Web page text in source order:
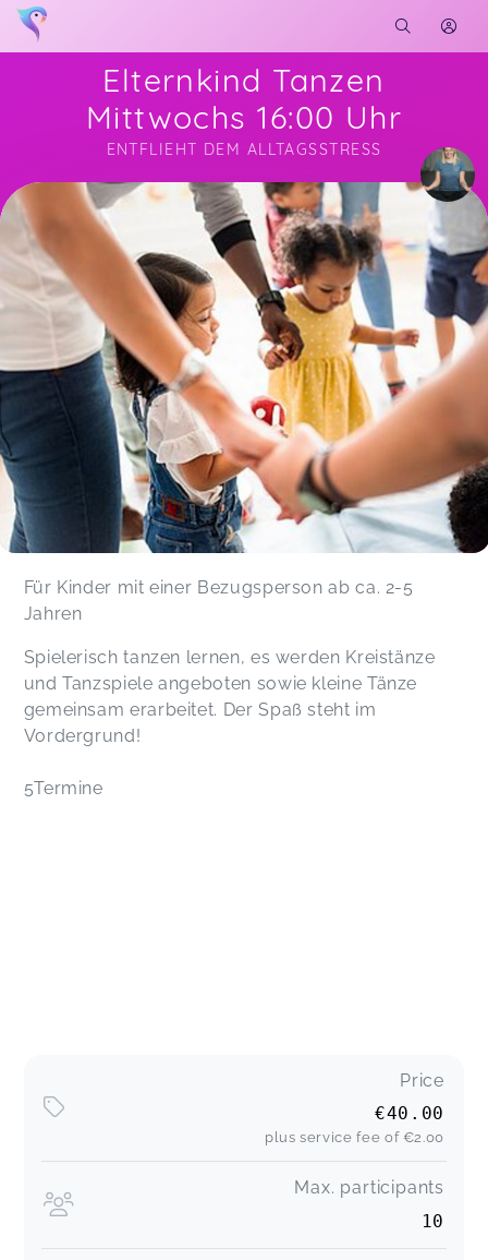
Elternkind Tanzen
Mittwochs 16:00 Uhr
ENTFLIEHT DEM ALLTAGSSTRESS
Soon you will learn more about me here...
Für Kinder mit einer Bezugsperson ab ca. 2-5
Jahren
Spielerisch tanzen lernen, es werden Kreistänze
und Tanzspiele angeboten sowie kleine Tänze
gemeinsam erarbeitet. Der Spaß steht im
Vordergrund!
5Termine
Price
€40.00
plus service fee of €2.00
Max. participants
10